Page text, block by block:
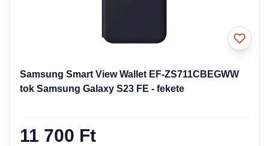
Samsung Smart View Wallet EF-ZS711CBEGWW
tok Samsung Galaxy S23 FE - fekete
11 700 Ft